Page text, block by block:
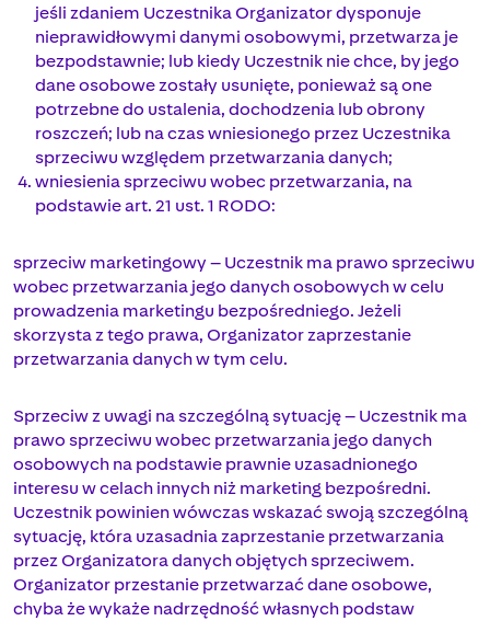
jeśli zdaniem Uczestnika Organizator dysponuje
nieprawidłowymi danymi osobowymi, przetwarza je
bezpodstawnie; lub kiedy Uczestnik nie chce, by jego
dane osobowe zostały usunięte, ponieważ są one
potrzebne do ustalenia, dochodzenia lub obrony
roszczeń; lub na czas wniesionego przez Uczestnika
sprzeciwu względem przetwarzania danych;
wniesienia sprzeciwu wobec przetwarzania, na
podstawie art. 21 ust. 1 RODO:
sprzeciw marketingowy – Uczestnik ma prawo sprzeciwu
wobec przetwarzania jego danych osobowych w celu
prowadzenia marketingu bezpośredniego. Jeżeli
skorzysta z tego prawa, Organizator zaprzestanie
przetwarzania danych w tym celu.
Sprzeciw z uwagi na szczególną sytuację – Uczestnik ma
prawo sprzeciwu wobec przetwarzania jego danych
osobowych na podstawie prawnie uzasadnionego
interesu w celach innych niż marketing bezpośredni.
Uczestnik powinien wówczas wskazać swoją szczególną
sytuację, która uzasadnia zaprzestanie przetwarzania
przez Organizatora danych objętych sprzeciwem.
Organizator przestanie przetwarzać dane osobowe,
chyba że wykaże nadrzędność własnych podstaw